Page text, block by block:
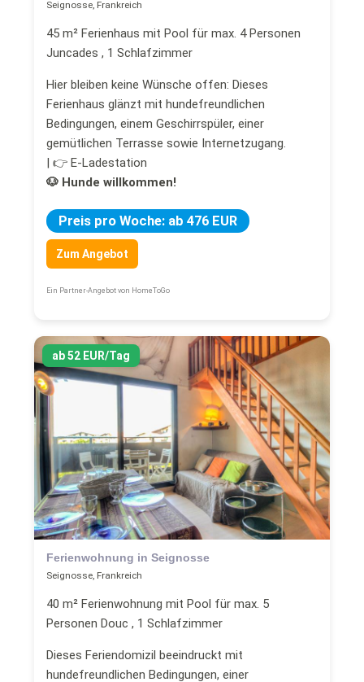
Seignosse, Frankreich
45 m² Ferienhaus mit Pool für max. 4 Personen
Juncades , 1 Schlafzimmer
Hier bleiben keine Wünsche offen: Dieses
Ferienhaus glänzt mit hundefreundlichen
Bedingungen, einem Geschirrspüler, einer
gemütlichen Terrasse sowie Internetzugang.
| 👉 E-Ladestation
🐶 Hunde willkommen!
Preis pro Woche: ab 476 EUR
Zum Angebot
Ein Partner-Angebot von HomeToGo
ab 52 EUR/Tag
Ferienwohnung in Seignosse
Seignosse, Frankreich
40 m² Ferienwohnung mit Pool für max. 5
Personen Douc , 1 Schlafzimmer
Dieses Feriendomizil beeindruckt mit
hundefreundlichen Bedingungen, einer